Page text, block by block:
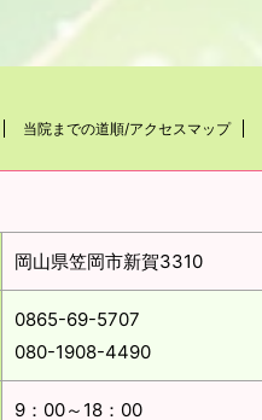
当院までの道順/アクセスマップ
岡山県笠岡市新賀3310
0865-69-5707
080-1908-4490
9：00～18：00